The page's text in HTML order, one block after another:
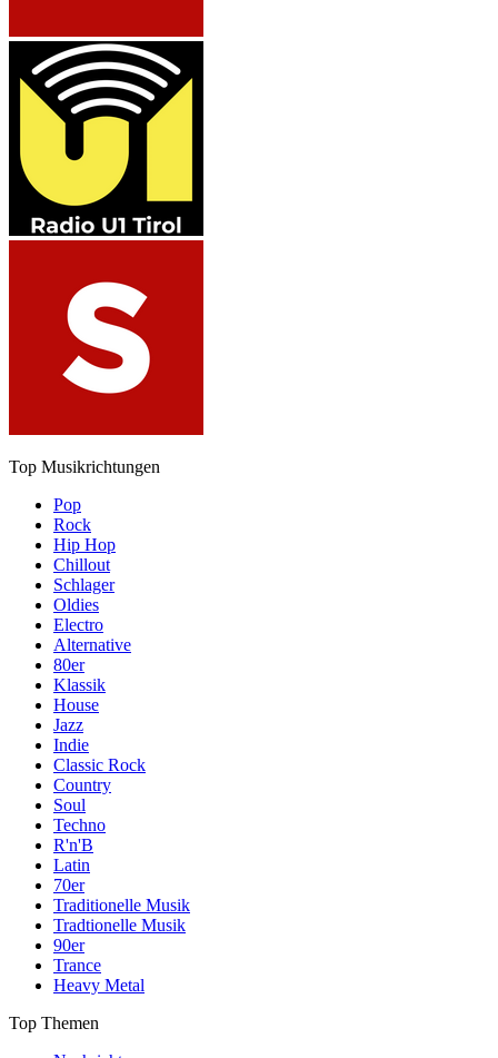
Top Musikrichtungen
Pop
Rock
Hip Hop
Chillout
Schlager
Oldies
Electro
Alternative
80er
Klassik
House
Jazz
Indie
Classic Rock
Country
Soul
Techno
R'n'B
Latin
70er
Traditionelle Musik
Tradtionelle Musik
90er
Trance
Heavy Metal
Top Themen